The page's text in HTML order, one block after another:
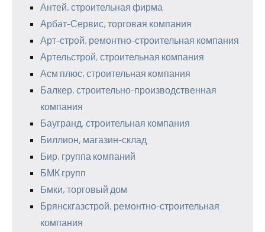
Антей, строительная фирма
Арбат-Сервис, торговая компания
Арт-строй, ремонтно-строительная компания
Артельстрой, строительная компания
Асм плюс, строительная компания
Балкер, строительно-производственная
компания
Баугранд, строительная компания
Биллион, магазин-склад
Бир, группа компаний
БМК групп
Бмки, торговый дом
Брянскгазстрой, ремонтно-строительная
компания